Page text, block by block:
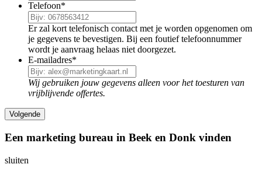
Telefoon*
Er zal kort telefonisch contact met je worden opgenomen om
je gegevens te bevestigen. Bij een foutief telefoonnummer
wordt je aanvraag helaas niet doorgezet.
E-mailadres*
Wij gebruiken jouw gegevens alleen voor het toesturen van
vrijblijvende offertes.
Een marketing bureau in Beek en Donk vinden
sluiten